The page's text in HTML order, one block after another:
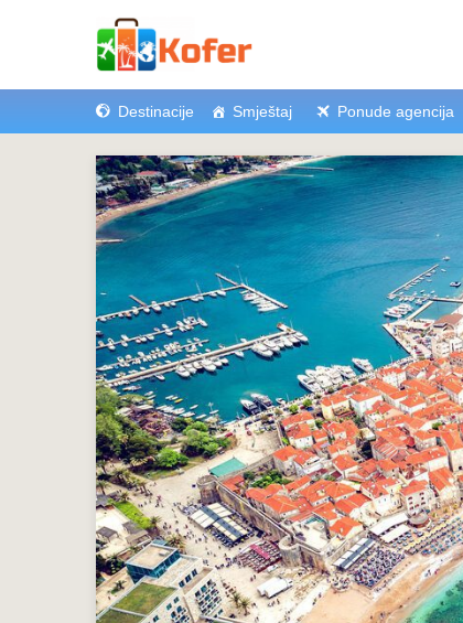
Destinacije Smještaj Ponude agencija